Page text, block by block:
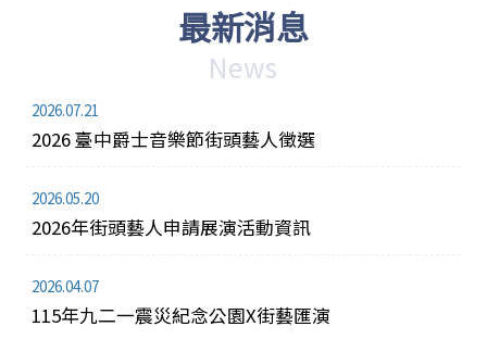
最新消息
News
2026.07.21
2026 臺中爵士音樂節街頭藝人徵選
2026.05.20
2026年街頭藝人申請展演活動資訊
2026.04.07
115年九二一震災紀念公園X街藝匯演